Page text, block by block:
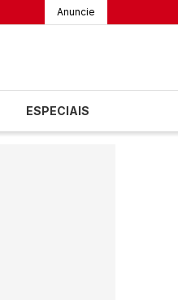
Anuncie
ESPECIAIS